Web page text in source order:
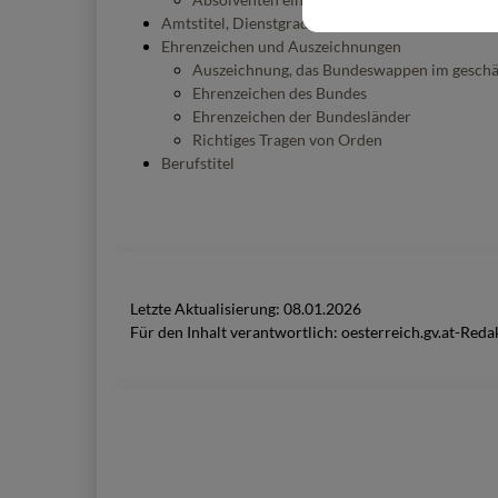
Amtstitel, Dienstgrade und
Ehrenzeichen und Auszeichnungen
Auszeichnung, das Bundeswappen im
Ehrenzeichen des Bundes
Ehrenzeichen der Bundesländer
Richtiges Tragen von Orden
Berufstitel
Letzte Aktualisierung: 08.01.2026
Für den Inhalt verantwortlich: oesterreich.gv.at-